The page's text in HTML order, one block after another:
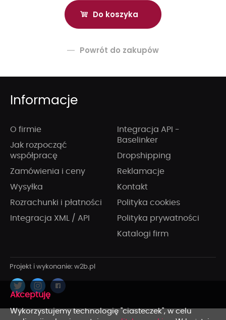
Powrót do zakupów
Informacje
O firmie
Jak rozpocząć
współpracę
Zamówienia i ceny
Wysyłka
Rozrachunki i płatności
Integracja XML / API
Integracja API -
Baselinker
Dropshipping
Reklamacje
Kontakt
Polityka cookies
Polityka prywatności
Katalogi firm
x
Wykorzystujemy technologię "ciasteczek", w celu